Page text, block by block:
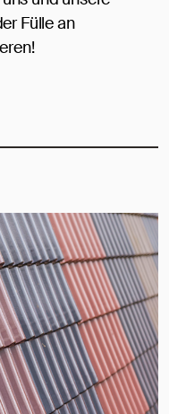
Fülle an